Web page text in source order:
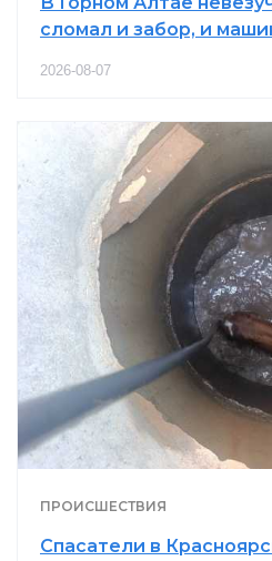
сломал и забор, и
2026-08-07
ПРОИСШЕСТВИЯ
Спасатели в